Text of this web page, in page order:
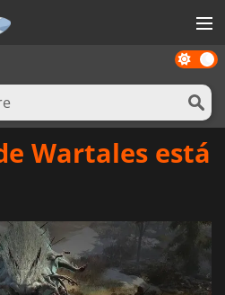
Dark
mode
Wartales está